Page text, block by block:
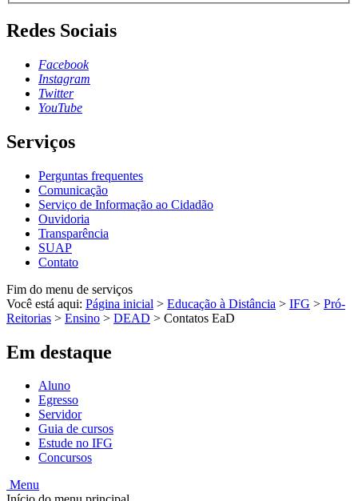
Redes Sociais
Facebook
Instagram
Twitter
YouTube
Serviços
Perguntas frequentes
Comunicação
Serviço de Informação ao Cidadão
Ouvidoria
Transparência
SUAP
Contato
Fim do menu de serviços
Você está aqui: Página inicial > Educação à Distância > IFG > Pró-
Reitorias > Ensino > DEAD > Contatos EaD
Em destaque
Aluno
Egresso
Servidor
Guia de cursos
Estude no IFG
Concursos
Menu